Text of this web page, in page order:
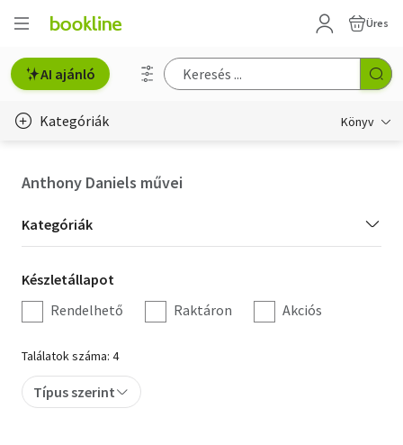
Üres
AI ajánló
Kategóriák Könyv
Hobbi, szabadidő
Irodalom
Művészet
Szakkönyv
Anthony Daniels művei
Kategória
szűrés
Kategóriák
Készletállapot
szűrés
Készletállapot
Rendelhető
Raktáron Akciós
Találatok száma: 4
Típus szerint